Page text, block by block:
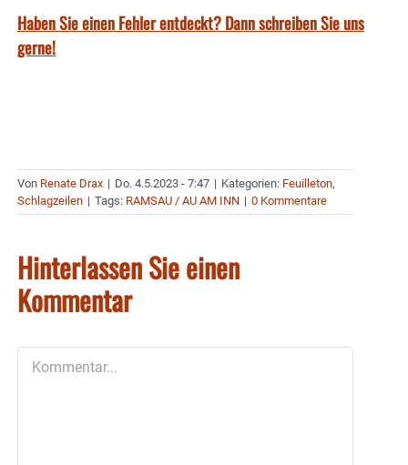
Haben Sie einen Fehler entdeckt? Dann schreiben Sie uns
gerne!
Von Renate Drax | Do. 4.5.2023 - 7:47 | Kategorien: Feuilleton,
Schlagzeilen | Tags: RAMSAU / AU AM INN | 0 Kommentare
Hinterlassen Sie einen
Kommentar